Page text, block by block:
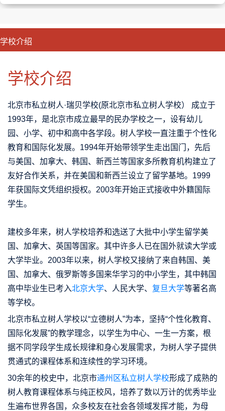
学校介绍
学校介绍
北京市私立树人·瑞贝学校(原北京市私立树人学校） 成立于
1993年，是北京市成立最早的民办学校之一，设有幼儿
园、小学、初中和高中各学段。树人学校一直注重于个性化
教育和国际化发展。1994年开始带领学生走出国门，先后
与美国、加拿大、韩国、新西兰等国家多所教育机构建立了
友好合作关系，并在美国和新西兰设立了留学基地。1999
年获国际文凭组织授权。2003年开始正式接收中外籍国际
学生。
建校多年来，树人学校培养和选送了大批中小学生留学美
国、加拿大、英国等国家。其中许多人已在国外就读大学或
大学毕业。2003年以来，树人学校又接纳了来自韩国、美
国、加拿大、俄罗斯等多国来华学习的中小学生，其中韩国
高中毕业生已考入北京大学、人民大学、 复旦大学等著名高
等学校。
北京市私立树人学校以“立德树人”为本，坚持“个性化教育、
国际化发展”的教学理念，以学生为中心、一生一方案，根
据不同学段学生成长规律和身心发展需求，为树人学子提供
贯通式的课程体系和连续性的学习环境。
30余年的校史中，北京市通州区私立树人学校形成了成熟的
树人教育课程体系与纯正校风，培养了数以万计的优秀毕业
生遍布世界各国，众多校友在社会各领域发挥才能，为母